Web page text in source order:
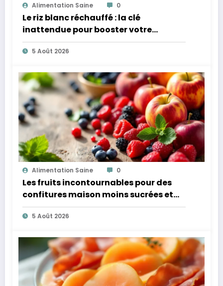
Alimentation Saine 0
Le riz blanc réchauffé : la clé
inattendue pour booster votre
microbiote
5 Août 2026
Alimentation Saine 0
Les fruits incontournables pour des
confitures maison moins sucrées et
plus légères
5 Août 2026